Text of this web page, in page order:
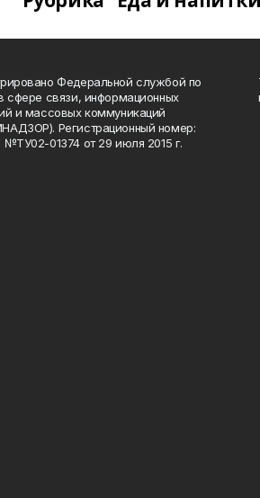
Федеральной службой по
сфере связи, информационных
и массовых коммуникаций
Регистрационный номер:
01374 от 29 июля 2015 г.